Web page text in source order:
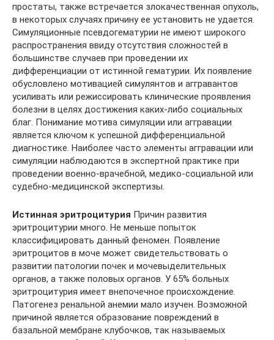
простаты, также встречается злокачественная опухоль,
в некоторых случаях причину ее установить не удается.
Симуляционные псевдогематурии не имеют широкого
распространения ввиду отсутствия сложностей в
большинстве случаев при проведении их
дифференциации от истинной гематурии. Их появление
обусловлено мотивацией симулянтов и аггравантов
усиливать или режиссировать клинические проявления
болезни в целях достижения каких-либо социальных
благ. Понимание мотива симуляции или аггравации
является ключом к успешной дифференциальной
диагностике. Наиболее часто элементы аггравации или
симуляции наблюдаются в экспертной практике при
проведении военно-врачебной, медико-социальной или
судебно-медицинской экспертизы.
Истинная эритроцитурия Причин развития
эритроцитурии много. Не меньше попыток
классифицировать данный феномен. Появление
эритроцитов в моче может свидетельствовать о
развитии патологии почек и мочевыделительных
органов, а также половых органов. У 65% больных
эритроцитурия имеет внепочечное происхождение.
Патогенез ренальной анемии мало изучен. Возможной
причиной является образование повреждений в
базальной мембране клубочков, так называемых